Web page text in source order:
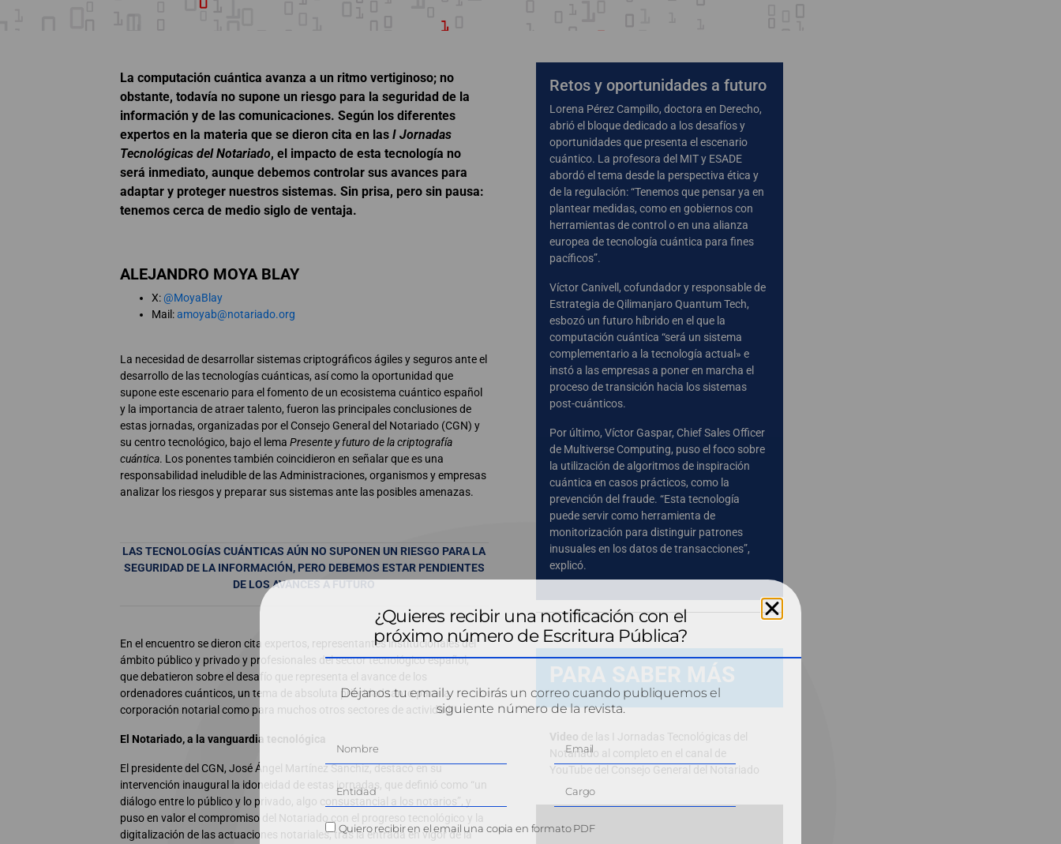
La computación cuántica avanza a un ritmo vertiginoso; no
obstante, todavía no supone un riesgo para la seguridad de la
información y de las comunicaciones. Según los diferentes
expertos en la materia que se dieron cita en las I Jornadas
Tecnológicas del Notariado, el impacto de esta tecnología no
será inmediato, aunque debemos controlar sus avances para
adaptar y proteger nuestros sistemas. Sin prisa, pero sin pausa:
tenemos cerca de medio siglo de ventaja.
ALEJANDRO MOYA BLAY
X:@MoyaBlay
Mail:amoyab@notariado.org
La necesidad de desarrollar sistemas criptográficos ágiles y seguros ante el
desarrollo de las tecnologías cuánticas, así como la oportunidad que
supone este escenario para el fomento de un ecosistema cuántico español
y la importancia de atraer talento, fueron las principales conclusiones de
estas jornadas, organizadas por el Consejo General del Notariado (CGN) y
su centro tecnológico, bajo el lema Presente y futuro de la criptografía
cuántica. Los ponentes también coincidieron en señalar que es una
responsabilidad ineludible de las Administraciones, organismos y empresas
analizar los riesgos y preparar sus sistemas ante las posibles amenazas.
LAS TECNOLOGÍAS CUÁNTICAS AÚN NO SUPONEN UN RIESGO PARA LA
SEGURIDAD DE LA INFORMACIÓN, PERO DEBEMOS ESTAR PENDIENTES
DE LOS AVANCES A FUTURO
En el encuentro se dieron cita expertos, representantes institucionales del
ámbito público y privado y profesionales del sector tecnológico español,
que debatieron sobre el desafío que representa el avance de los
ordenadores cuánticos, un tema de absoluta prioridad tanto para la
corporación notarial como para muchos otros sectores de actividad.
El Notariado, a la vanguardia tecnológica
El presidente del CGN, José Ángel Martínez Sanchiz, destacó en su
intervención inaugural la idoneidad de estas jornadas, que definió como “un
diálogo entre lo público y lo privado, algo consustancial a los notarios”, y
puso en valor el compromiso del Notariado con el progreso tecnológico y la
digitalización de las actuaciones notariales, tras la entrada en vigor de la
Retos y oportunidades a futuro
Lorena Pérez Campillo, doctora en Derecho,
abrió el bloque dedicado a los desafíos y
oportunidades que presenta el escenario
cuántico. La profesora del MIT y ESADE
abordó el tema desde la perspectiva ética y
de la regulación: “Tenemos que pensar ya en
plantear medidas, como en gobiernos con
herramientas de control o en una alianza
europea de tecnología cuántica para fines
pacíficos”.
Víctor Canivell, cofundador y responsable de
Estrategia de Qilimanjaro Quantum Tech,
esbozó un futuro híbrido en el que la
computación cuántica “será un sistema
complementario a la tecnología actual» e
instó a las empresas a poner en marcha el
proceso de transición hacia los sistemas
post-cuánticos.
Por último, Víctor Gaspar, Chief Sales Officer
de Multiverse Computing, puso el foco sobre
la utilización de algoritmos de inspiración
cuántica en casos prácticos, como la
prevención del fraude. “Esta tecnología
puede servir como herramienta de
monitorización para distinguir patrones
inusuales en los datos de transacciones”,
explicó.
PARA SABER MÁS
Video de las I Jornadas Tecnológicas del
Notariado al completo en el canal de
YouTube del Consejo General del Notariado
¿Quieres recibir una notificación con el
próximo número de Escritura Pública?
Déjanos tu email y recibirás un correo cuando publiquemos el
siguiente número de la revista.
Quiero recibir en el email una copia en formato PDF